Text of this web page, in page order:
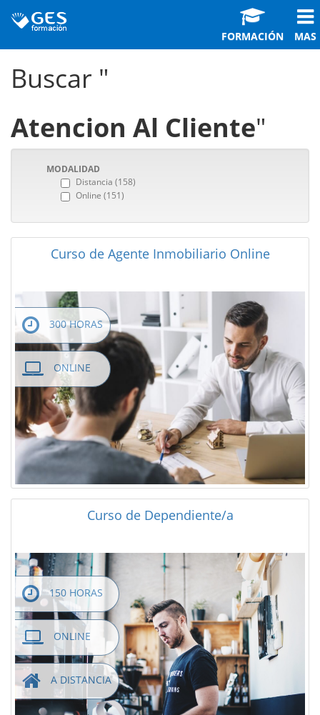
FORMACIÓN MAS
Buscar "
Atencion Al Cliente"
MODALIDAD
Distancia (158)
Online (151)
Curso de Agente Inmobiliario Online
300 HORAS
ONLINE
Curso de Dependiente/a
150 HORAS
ONLINE
A DISTANCIA